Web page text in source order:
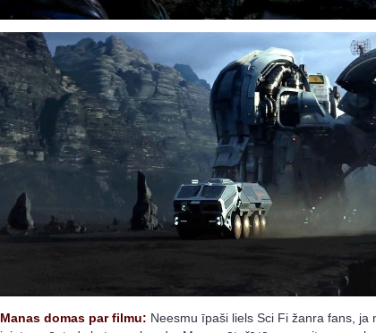
Manas domas par filmu: Neesmu īpaši liels Sci Fi žanra fans, ja